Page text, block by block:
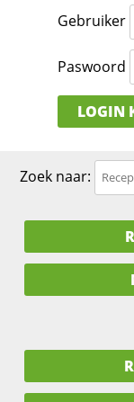
Gebruiker
Paswoord
LOGIN
Zoek naar: